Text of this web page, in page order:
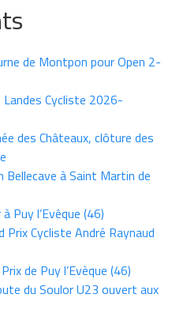
de Montpon pour Open 2-
Cycliste 2026-
des Châteaux, clôture des
Bellecave à Saint Martin de
Puy l’Evêque (46)
Prix Cycliste André Raynaud
de Puy l’Evèque (46)
du Soulor U23 ouvert aux